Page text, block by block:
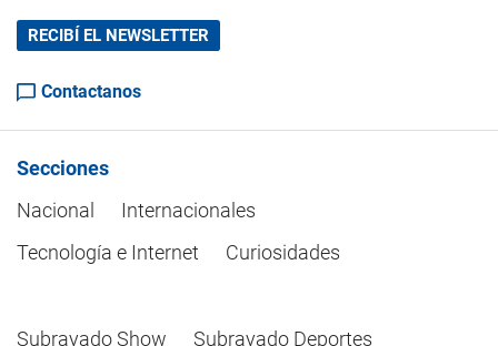
RECIBÍ EL NEWSLETTER
Contactanos
Secciones
Nacional
Internacionales
Tecnología e Internet
Curiosidades
Subrayado Show Subrayado Deportes